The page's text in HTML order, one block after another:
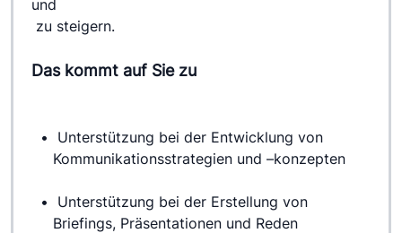
und
zu steigern.
Das kommt auf Sie zu
Unterstützung bei der Entwicklung von
Kommunikationsstrategien und –konzepten
Unterstützung bei der Erstellung von
Briefings, Präsentationen und Reden